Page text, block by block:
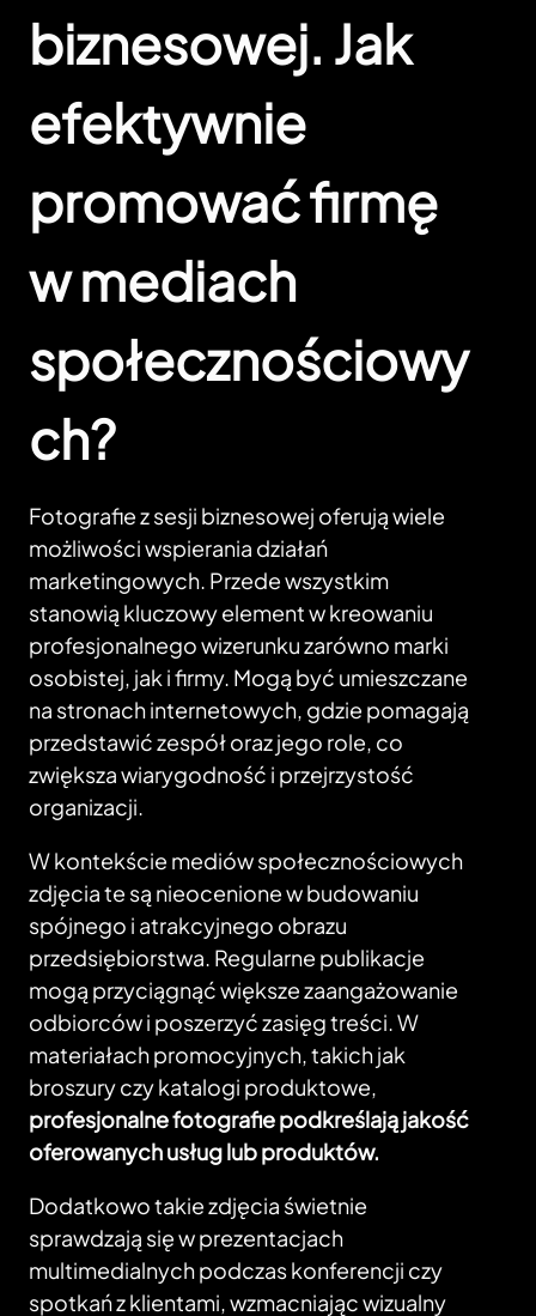
biznesowej. Jak
efektywnie
promować firmę
w mediach
społecznościowy
ch?
Fotografie z sesji biznesowej oferują wiele
możliwości wspierania działań
marketingowych. Przede wszystkim
stanowią kluczowy element w kreowaniu
profesjonalnego wizerunku zarówno marki
osobistej, jak i firmy. Mogą być umieszczane
na stronach internetowych, gdzie pomagają
przedstawić zespół oraz jego role, co
zwiększa wiarygodność i przejrzystość
organizacji.
W kontekście mediów społecznościowych
zdjęcia te są nieocenione w budowaniu
spójnego i atrakcyjnego obrazu
przedsiębiorstwa. Regularne publikacje
mogą przyciągnąć większe zaangażowanie
odbiorców i poszerzyć zasięg treści. W
materiałach promocyjnych, takich jak
broszury czy katalogi produktowe,
profesjonalne fotografie podkreślają jakość
oferowanych usług lub produktów.
Dodatkowo takie zdjęcia świetnie
sprawdzają się w prezentacjach
multimedialnych podczas konferencji czy
spotkań z klientami, wzmacniając wizualny